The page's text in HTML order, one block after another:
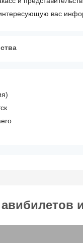
вас
и